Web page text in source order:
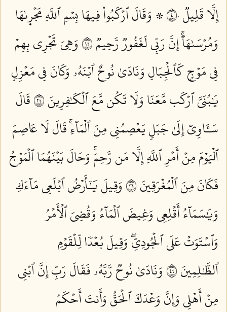
إِلَّا قَلِيلٞ ٤٠
۞ وَقَالَ ٱرۡكَبُواْ فِيهَا بِسۡمِ ٱللَّهِ مَجۡر۪ىٰهَا
وَمُرۡسَىٰهَآۚ إِنَّ رَبِّي لَغَفُورٞ رَّحِيمٞ ٤١
وَهِيَ تَجۡرِي بِهِمۡ
فِي مَوۡجٖ كَٱلۡجِبَالِ وَنَادَىٰ نُوحٌ ٱبۡنَهُۥ وَكَانَ فِي مَعۡزِلٖ
يَٰبُنَيَّ ٱرۡكَب مَّعَنَا وَلَا تَكُن مَّعَ ٱلۡكَٰفِرِينَ ٤٢
قَالَ
سَـَٔاوِيٓ إِلَىٰ جَبَلٖ يَعۡصِمُنِي مِنَ ٱلۡمَآءِۚ قَالَ لَا عَاصِمَ
ٱلۡيَوۡمَ مِنۡ أَمۡرِ ٱللَّهِ إِلَّا مَن رَّحِمَۚ وَحَالَ بَيۡنَهُمَا ٱلۡمَوۡجُ
فَكَانَ مِنَ ٱلۡمُغۡرَقِينَ ٤٣
وَقِيلَ يَٰٓأَرۡضُ ٱبۡلَعِي مَآءَكِ
وَيَٰسَمَآءُ أَقۡلِعِي وَغِيضَ ٱلۡمَآءُ وَقُضِيَ ٱلۡأَمۡرُ
وَٱسۡتَوَتۡ عَلَى ٱلۡجُودِيِّۖ وَقِيلَ بُعۡدٗا لِّلۡقَوۡمِ
ٱلظَّٰلِمِينَ ٤٤
وَنَادَىٰ نُوحٞ رَّبَّهُۥ فَقَالَ رَبِّ إِنَّ ٱبۡنِي
مِنۡ أَهۡلِي وَإِنَّ وَعۡدَكَ ٱلۡحَقُّ وَأَنتَ أَحۡكَمُ